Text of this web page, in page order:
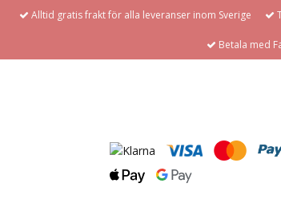
Alltid gratis frakt för alla leveranser inom Sverige
Betala med